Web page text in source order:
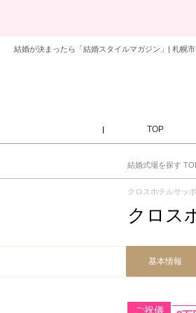
結婚が決まったら「結婚スタイルマガジン」| 札幌
TOP
結婚式場を探す
クロスホテルサッ
クロス
基本情報
ご祝儀